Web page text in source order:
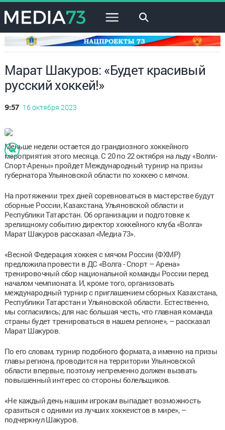
×
Марат Шакуров: «Будет красивый
русский хоккей!»
9:57 16 октября 2023
Меньше недели остается до грандиозного хоккейного
мероприятия этого месяца. С 20 по 22 октября на льду «Волги-
Спорт-Арены» пройдет Международный турнир на призы
губернатора Ульяновской области по хоккею с мячом.
На протяжении трех дней соревноваться в мастерстве будут
сборные России, Казахстана, Ульяновской области и
Республики Татарстан. Об организации и подготовке к
зрелищному событию директор хоккейного клуба «Волга»
Марат Шакуров рассказал «Медиа 73».
«Весной Федерация хоккея с мячом России (ФХМР)
предложила провести в ДС «Волга - Спорт – Арена»
тренировочный сбор национальной команды России перед
началом чемпионата. И, кроме того, организовать
международный турнир с приглашением сборных Казахстана,
Республики Татарстан и Ульяновской области. Естественно,
мы согласились; для нас большая честь, что главная команда
страны будет тренироваться в нашем регионе», – рассказал
Марат Шакуров.
По его словам, турнир подобного формата, а именно на призы
главы региона, проводится на территории Ульяновской
области впервые, поэтому непременно должен вызвать
повышенный интерес со стороны болельщиков.
«Не каждый день нашим игрокам выпадает возможность
сразиться с одними из лучших хоккеистов в мире», –
подчеркнул Шакуров.